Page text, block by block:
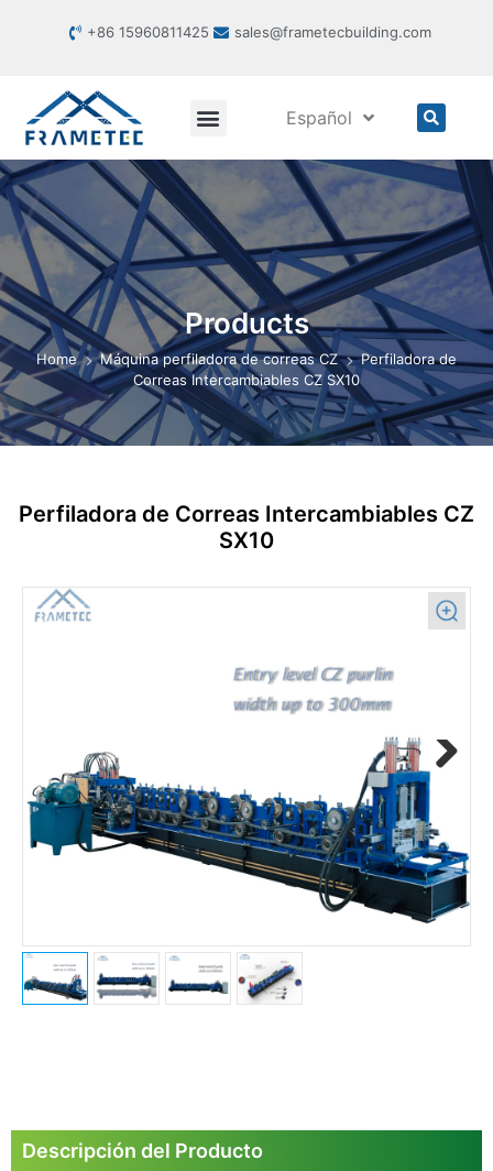
+86 15960811425 sales@frametecbuilding.com
Español
Products
Home Máquina perfiladora de correas CZ
Perfiladora de
Correas Intercambiables CZ SX10
Perfiladora de Correas Intercambiables CZ
SX10
Previous Next
Descripción del Producto